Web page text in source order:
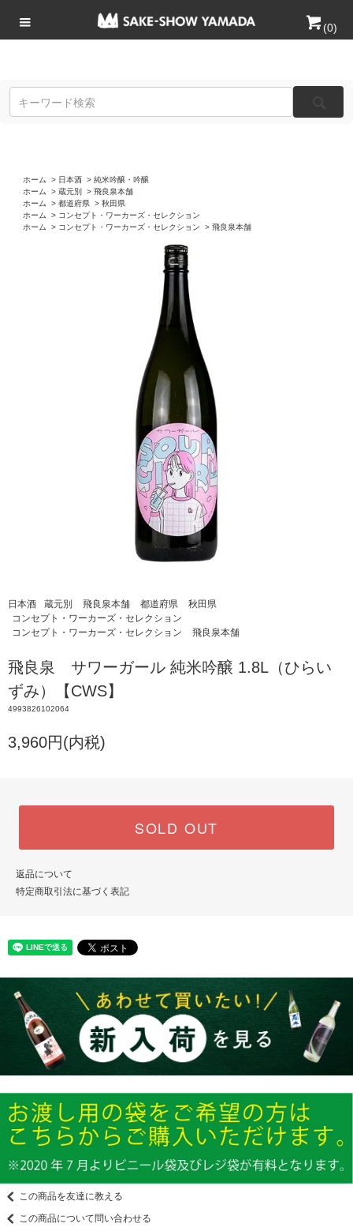
(0)
ホーム > 日本酒 > 純米吟醸・吟醸
ホーム
> 蔵元別 > 飛良泉本舗
ホーム
> 都道府県 > 秋田県
ホーム
> コンセプト・ワーカーズ・セレクション
ホーム
> コンセプト・ワーカーズ・セレクション > 飛良泉本舗
日本酒 蔵元別 飛良泉本舗 都道府県
秋田県
コンセプト・ワーカーズ・セレクション
コンセプト・ワーカーズ・セレクション
飛良泉本舗
飛良泉 サワーガール 純米吟醸 1.8L（ひらい
ずみ）【CWS】
4993826102064
3,960円(内税)
SOLD OUT
返品について
特定商取引法に基づく表記
この商品を友達に教える
この商品について問い合わせる